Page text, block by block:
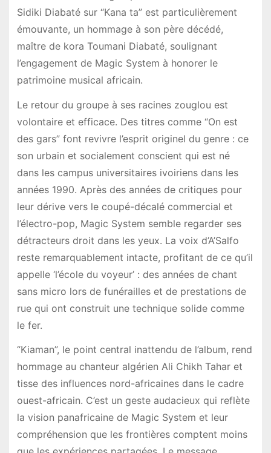
Sidiki Diabaté sur “Kana ta” est particulièrement
émouvante, un hommage à son père décédé,
maître de kora Toumani Diabaté, soulignant
l’engagement de Magic System à honorer le
patrimoine musical africain.
Le retour du groupe à ses racines zouglou est
volontaire et efficace. Des titres comme “On est
des gars” font revivre l’esprit originel du genre : ce
son urbain et socialement conscient qui est né
dans les campus universitaires ivoiriens dans les
années 1990. Après des années de critiques pour
leur dérive vers le coupé-décalé commercial et
l’électro-pop, Magic System semble regarder ses
détracteurs droit dans les yeux. La voix d’A’Salfo
reste remarquablement intacte, profitant de ce qu’il
appelle ‘l’école du voyeur’ : des années de chant
sans micro lors de funérailles et de prestations de
rue qui ont construit une technique solide comme
le fer.
“Kiaman”, le point central inattendu de l’album, rend
hommage au chanteur algérien Ali Chikh Tahar et
tisse des influences nord-africaines dans le cadre
ouest-africain. C’est un geste audacieux qui reflète
la vision panafricaine de Magic System et leur
compréhension que les frontières comptent moins